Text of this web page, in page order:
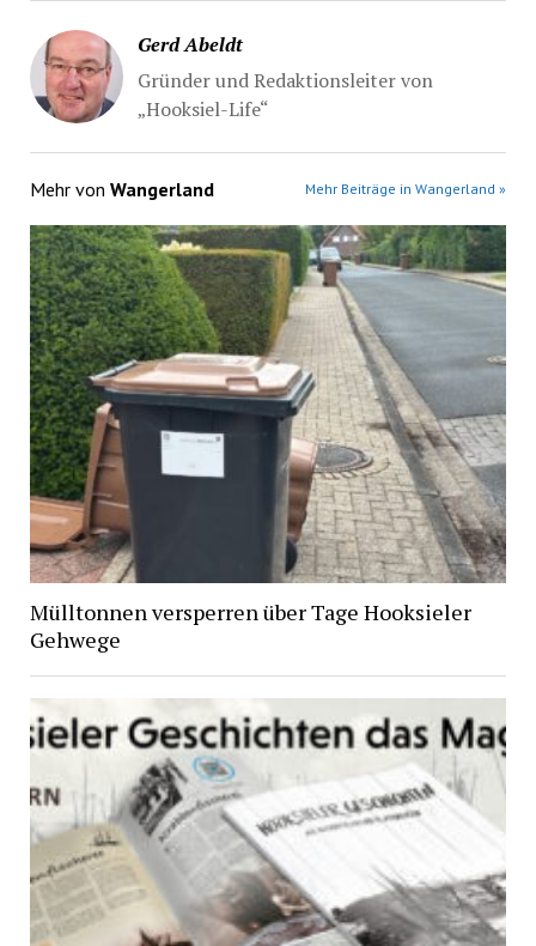
Gerd Abeldt
Gründer und Redaktionsleiter von
„Hooksiel-Life“
Mehr von Wangerland Mehr Beiträge in Wangerland »
Mülltonnen versperren über Tage Hooksieler
Gehwege